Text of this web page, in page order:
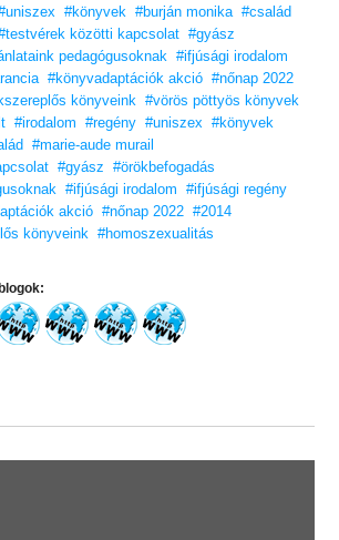
meg felelőtlen, ráadásul…
ki nem állhatja egymást.
#könyvek #burján monika #család
közötti kapcsolat #gyász
pedagógusoknak
#ifjúsági irodalom
#könyvadaptációk akció #nőnap 2022
könyveink
#vörös pöttyös könyvek
#irodalom #regény #uniszex
#könyvek
#marie-aude murail
#gyász
#örökbefogadás
#ifjúsági irodalom
#ifjúsági regény
akció #nőnap 2022 #2014
könyveink
#homoszexualitás